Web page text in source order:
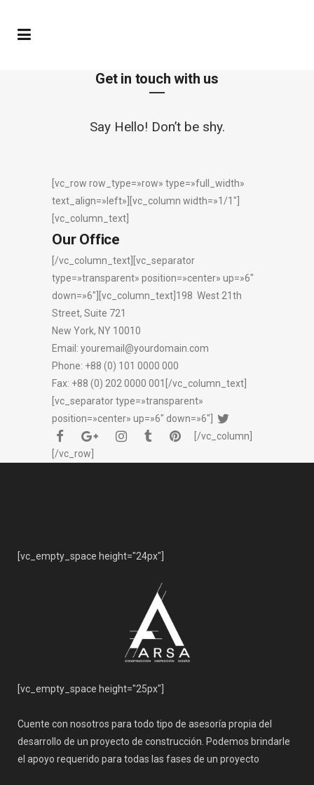
Get in touch with us
Say Hello! Don’t be shy.
[vc_row row_type=»row» type=»full_width»
text_align=»left»][vc_column width=»1/1″]
[vc_column_text]
Our Office
[/vc_column_text][vc_separator
type=»transparent» position=»center» up=»6″
down=»6″][vc_column_text]198 West 21th
Street, Suite 721
New York, NY 10010
Email: youremail@yourdomain.com
Phone: +88 (0) 101 0000 000
Fax: +88 (0) 202 0000 001[/vc_column_text]
[vc_separator type=»transparent»
position=»center» up=»6″ down=»6″]
[/vc_column]
[/vc_row]
[vc_empty_space height="24px"]
[vc_empty_space height="25px"]
Cuente con nosotros para todo tipo de asesoría propia del
desarrollo de un proyecto de construcción. Podemos brindarle
el apoyo requerido para todas las fases de un proyecto